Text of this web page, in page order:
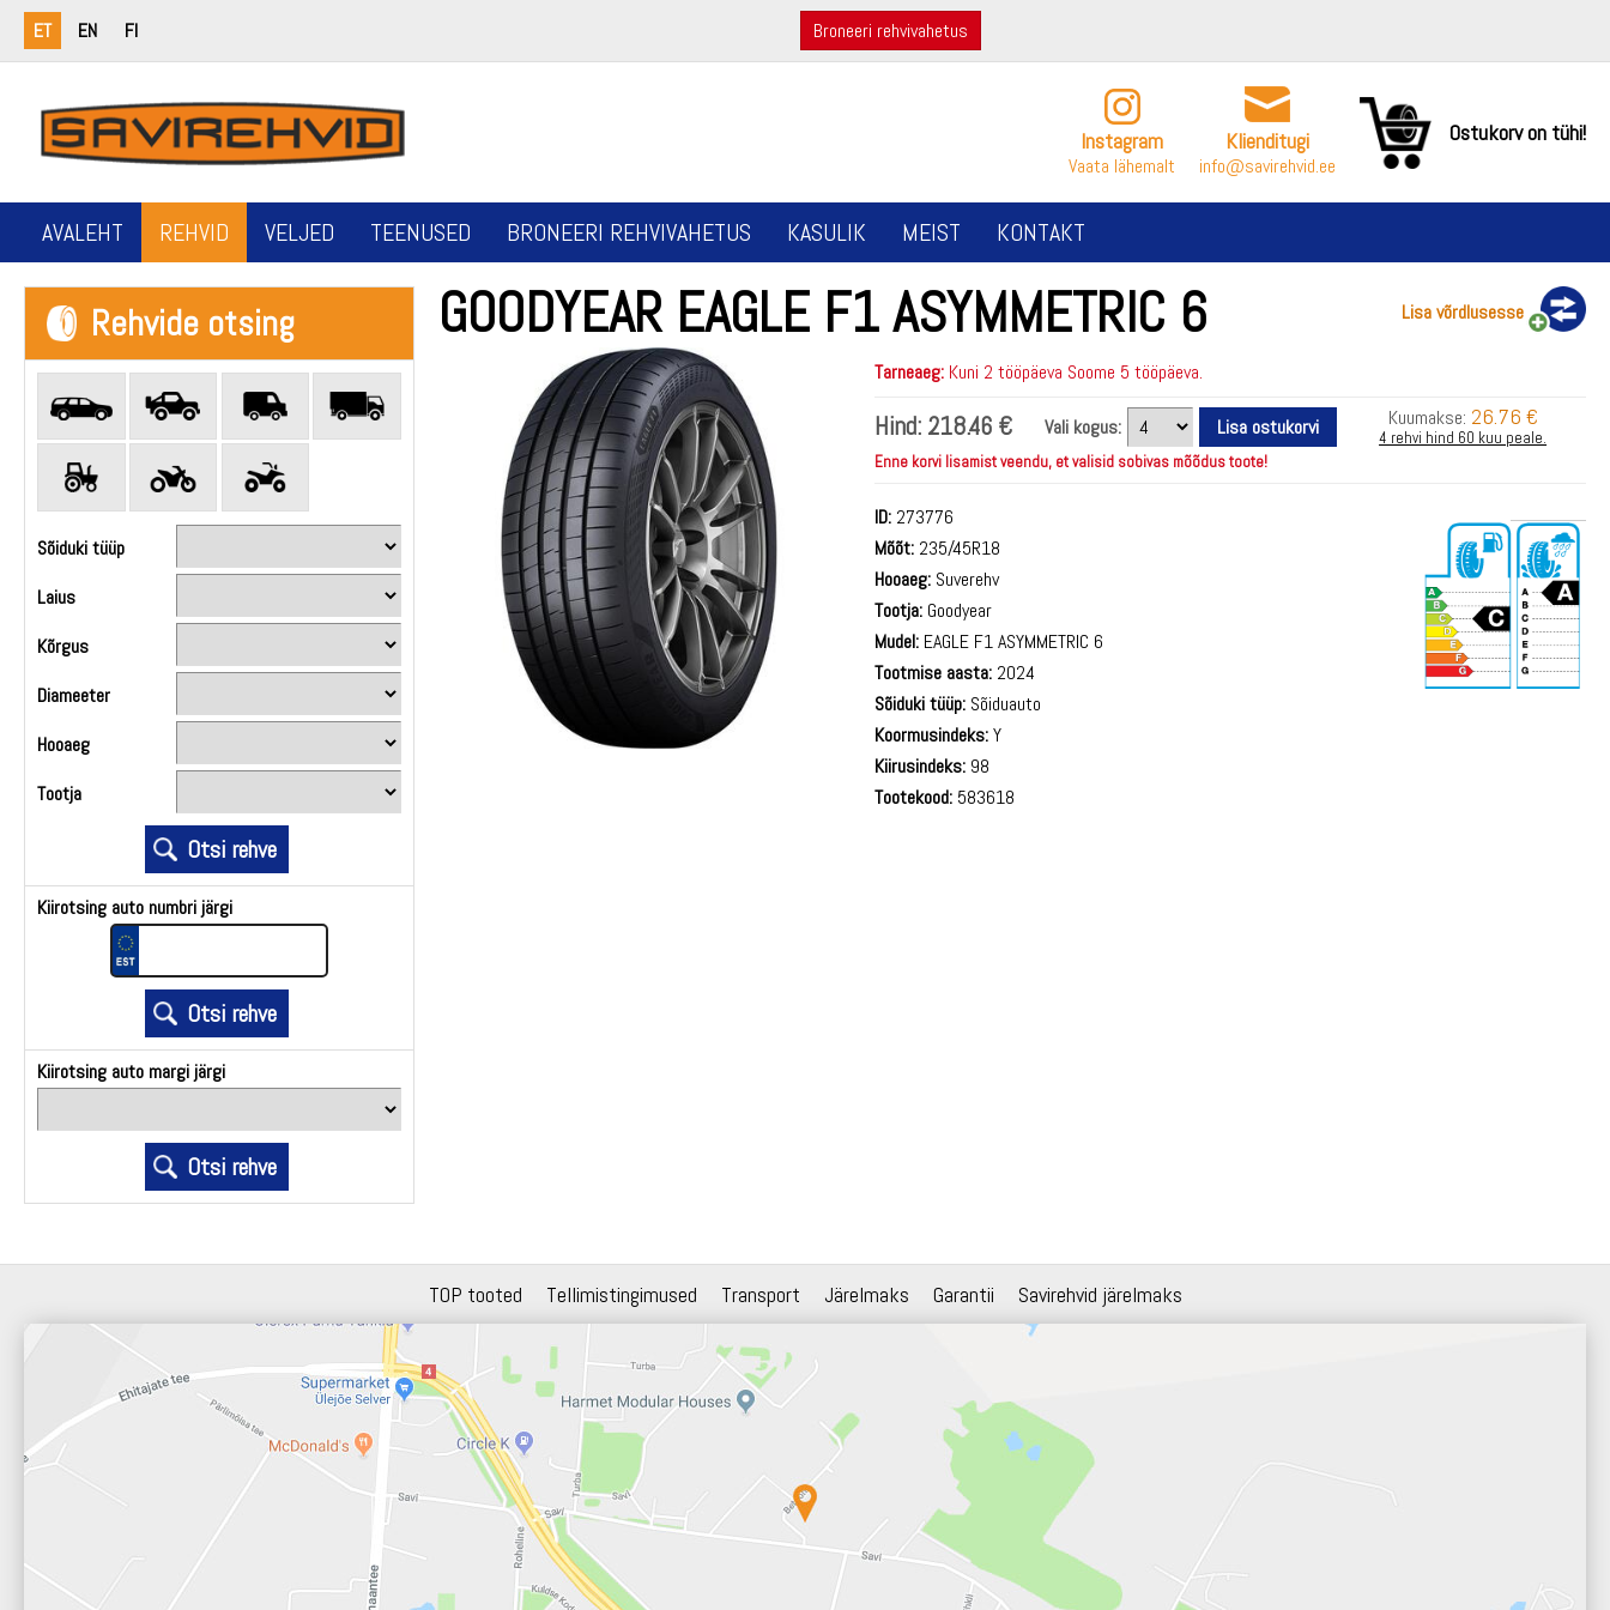
ET EN FI Broneeri rehvivahetus
Instagram
Vaata lähemalt
Klienditugi
info@savirehvid.ee
Ostukorv on tühi!
AVALEHT REHVID VELJED TEENUSED BRONEERI REHVIVAHETUS KASULIK MEIST KONTAKT
Rehvide otsing
Sõiduki tüüp
Laius
Kõrgus
Diameeter
Hooaeg
Tootja
Kiirotsing auto numbri järgi
Kiirotsing auto margi järgi
GOODYEAR EAGLE F1 ASYMMETRIC 6 Lisa võrdlusesse
Tarneaeg: Kuni 2 tööpäeva Soome 5 tööpäeva.
Hind: 218.46 € Vali kogus: Kuumakse: 26.76 €
4 rehvi hind 60 kuu peale.
Enne korvi lisamist veendu, et valisid sobivas mõõdus toote!
ID: 273776
Mõõt: 235/45R18
Hooaeg: Suverehv
Tootja: Goodyear
Mudel: EAGLE F1 ASYMMETRIC 6
Tootmise aasta: 2024
Sõiduki tüüp: Sõiduauto
Koormusindeks:Y
Kiirusindeks: 98
Tootekood: 583618
TOP tooted Tellimistingimused Transport Järelmaks Garantii Savirehvid järelmaks